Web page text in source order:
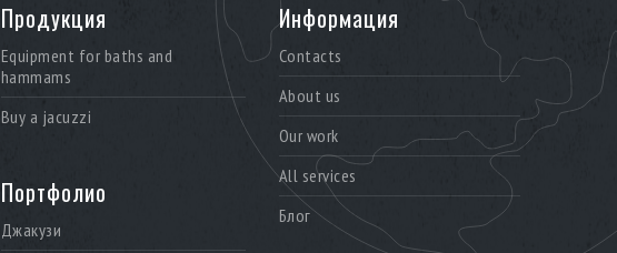
Продукция
Equipment for baths and
hammams
Buy a jacuzzi
Портфолио
Джакузи
Информация
Contacts
About us
Our work
All services
Блог